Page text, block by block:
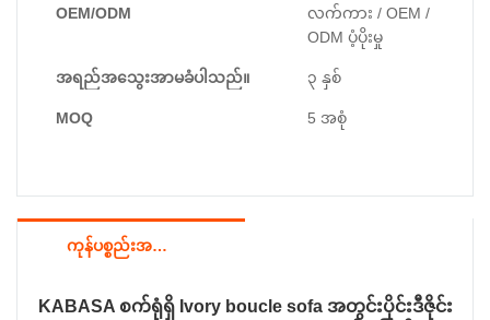
OEM/ODM
လက်ကား / OEM /
ODM ပံ့ပိုးမှု
အရည်အသွေးအာမခံပါသည်။ ၃ နှစ်
MOQ 5 အစုံ
ကုန်ပစ္စည်းအသေးစိတ်
KABASA စက်ရုံရှိ Ivory boucle sofa အတွင်းပိုင်းဒီဇိုင်း